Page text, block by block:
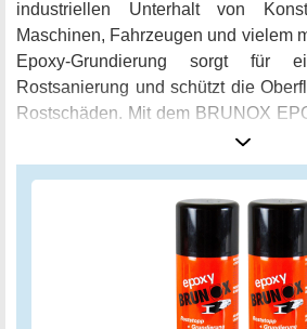
industriellen Unterhalt von
Maschinen, Fahrzeugen und vielem
Epoxy-Grundierung sorgt für
Rostsanierung und schützt die
Rostschäden. Mit dem BRUNOX
System erhalten Sie eine
Ihre Rostprobleme. Sorgen Sie
Rostumwandler Rostschutz